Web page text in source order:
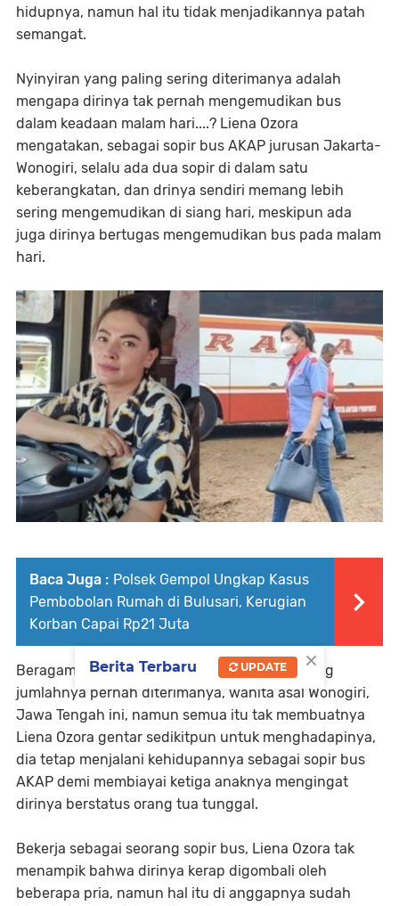
hidupnya, namun hal itu tidak menjadikannya patah
semangat.
Nyinyiran yang paling sering diterimanya adalah
mengapa dirinya tak pernah mengemudikan bus
dalam keadaan malam hari....? Liena Ozora
mengatakan, sebagai sopir bus AKAP jurusan Jakarta-
Wonogiri, selalu ada dua sopir di dalam satu
keberangkatan, dan drinya sendiri memang lebih
sering mengemudikan di siang hari, meskipun ada
juga dirinya bertugas mengemudikan bus pada malam
hari.
Baca Juga : Polsek Gempol Ungkap Kasus
Pembobolan Rumah di Bulusari, Kerugian
Korban Capai Rp21 Juta
Beragam nyinyiran sampai cacian tak terhitung
jumlahnya pernah diterimanya, wanita asal Wonogiri,
Jawa Tengah ini, namun semua itu tak membuatnya
Liena Ozora gentar sedikitpun untuk menghadapinya,
dia tetap menjalani kehidupannya sebagai sopir bus
AKAP demi membiayai ketiga anaknya mengingat
dirinya berstatus orang tua tunggal.
Bekerja sebagai seorang sopir bus, Liena Ozora tak
menampik bahwa dirinya kerap digombali oleh
beberapa pria, namun hal itu di anggapnya sudah
×
Berita Terbaru UPDATE